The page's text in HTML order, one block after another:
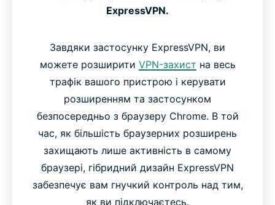
ExpressVPN.
Завдяки застосунку ExpressVPN, ви
можете розширити VPN-захист на весь
трафік вашого пристрою і керувати
розширенням та застосунком
безпосередньо з браузеру Chrome. В той
час, як більшість браузерних розширень
захищають лише активність в самому
браузері, гібридний дизайн ExpressVPN
забезпечує вам гнучкий контроль над тим,
як ви підключаєтесь.